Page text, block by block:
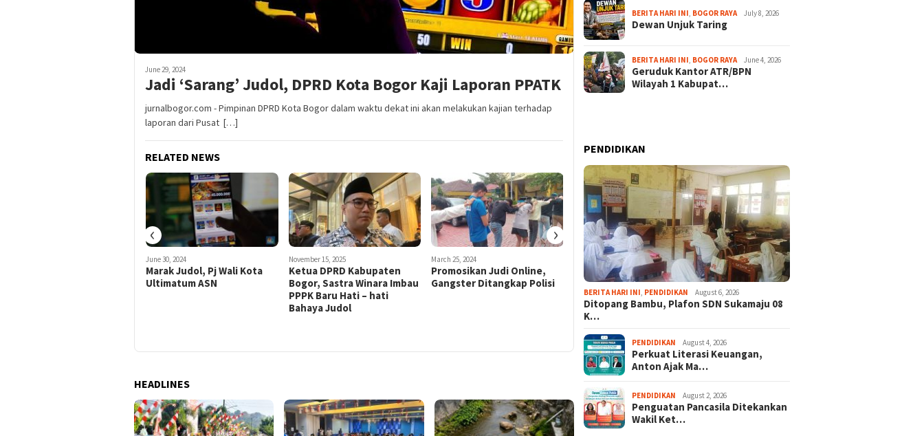
June 29, 2024
Jadi ‘Sarang’ Judol, DPRD Kota Bogor Kaji Laporan PPATK
jurnalbogor.com - Pimpinan DPRD Kota Bogor dalam waktu dekat ini akan melakukan kajian terhadap
laporan dari Pusat […]
RELATED NEWS
June 30, 2024
Marak Judol, Pj Wali Kota
Ultimatum ASN
November 15, 2025
Ketua DPRD Kabupaten
Bogor, Sastra Winara Imbau
PPPK Baru Hati – hati
Bahaya Judol
March 25, 2024
Promosikan Judi Online,
Gangster Ditangkap Polisi
June 17, 2025
Warga Bobar Ini Ceritakan
Penyesalannya Tergiur Judi
Online
July 4, 2026
Pemkab Bogor Perkuat
Komitmen Berantas Judi
Online dan Narkoba
‹ ›
HEADLINES
BERITA HARI INI BOGOR RAYA July 8, 2026
Dewan Unjuk Taring
BERITA HARI INI BOGOR RAYA June 4, 2026
Geruduk Kantor ATR/BPN
Wilayah 1 Kabupat…
PENDIDIKAN
BERITA HARI INI PENDIDIKAN August 6, 2026
Ditopang Bambu, Plafon SDN Sukamaju 08
K…
PENDIDIKAN August 4, 2026
Perkuat Literasi Keuangan,
Anton Ajak Ma…
PENDIDIKAN August 2, 2026
Penguatan Pancasila Ditekankan
Wakil Ket…